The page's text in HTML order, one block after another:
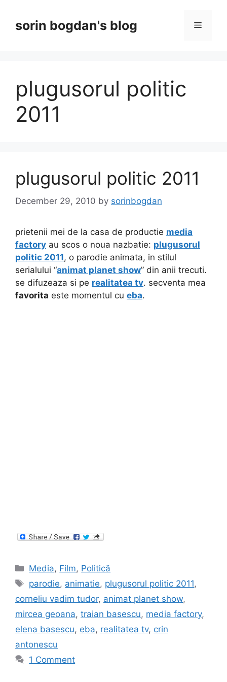
contentsorin bogdan's blog Menu
plugusorul politic
2011
plugusorul politic 2011
December 29, 2010 by sorinbogdan
prietenii mei de la casa de productie media
factory au scos o noua nazbatie: plugusorul
politic 2011, o parodie animata, in stilul
serialului “animat planet show” din anii trecuti.
se difuzeaza si pe realitatea tv. secventa mea
favorita este momentul cu eba.
Categories
Media, Film, Politică
Tags
parodie, animatie, plugusorul politic 2011,
corneliu vadim tudor, animat planet show,
mircea geoana, traian basescu, media factory,
elena basescu, eba, realitatea tv, crin
antonescu
1 Comment